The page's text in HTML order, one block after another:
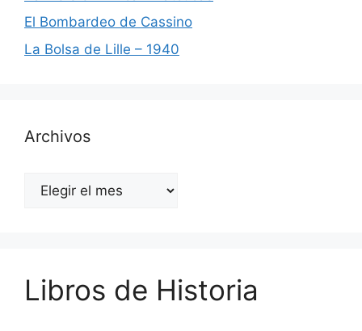
El Bombardeo de Cassino
La Bolsa de Lille – 1940
Archivos
Archivos
Libros de Historia